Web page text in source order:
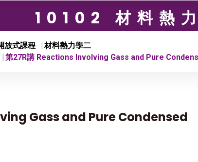
10102 材料熱
放式課程
材料熱力學二
第27R講 Reactions Involving Gass and Pure
Gass and Pure Condensed